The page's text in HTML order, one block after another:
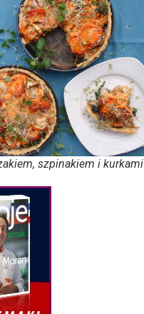
szpinakiem i kurkami